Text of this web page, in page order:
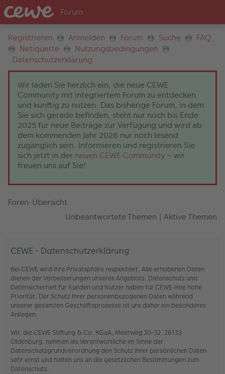
Registrieren Anmelden Forum Suche
FAQ
Netiquette
Nutzungsbedingungen
Datenschutzerklärung
Wir laden Sie herzlich ein, die neue CEWE
Community mit integriertem Forum zu entdecken
und künftig zu nutzen. Das bisherige Forum, in dem
Sie sich gerade befinden, steht nur noch bis Ende
2025 für neue Beiträge zur Verfügung und wird ab
dem kommenden Jahr 2026 nur noch lesend
zugänglich sein. Informieren und registrieren Sie
sich jetzt in der neuen CEWE Community – wir
freuen uns auf Sie!
Foren-Übersicht
Unbeantwortete Themen | Aktive Themen
CEWE - Datenschutzerklärung
Bei CEWE wird Ihre Privatsphäre respektiert. Alle erhobenen Daten
dienen der Verbesserungen unseres Angebots. Datenschutz und
Datensicherheit für Kunden und Nutzer haben für CEWE eine hohe
Priorität. Der Schutz Ihrer personenbezogenen Daten während
unserer gesamten Geschäftsprozesse ist uns daher ein besonderes
Anliegen.
Wir, die CEWE Stiftung & Co. KGaA, Meerweg 30-32, 26133
Oldenburg, nehmen als Verantwortliche im Sinne der
Datenschutzgrundverordnung den Schutz Ihrer persönlichen Daten
sehr ernst und halten uns an die gesetzlichen Bestimmungen zum
Datenschutz.